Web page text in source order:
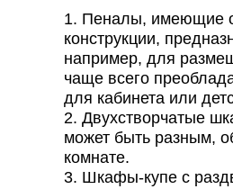
Пеналы, имеющие
конструкции,
например, для
чаще всего
для кабинета или
Двухстворчатые
может быть разным,
комнате.
Шкафы-купе с